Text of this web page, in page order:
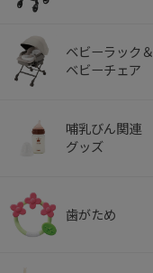
ベビーラック＆
ベビーチェア
哺乳びん関連
グッズ
歯がため